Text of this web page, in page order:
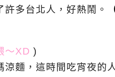
多台北人，好熱鬧。
～XD )
麵，這時間吃宵夜的